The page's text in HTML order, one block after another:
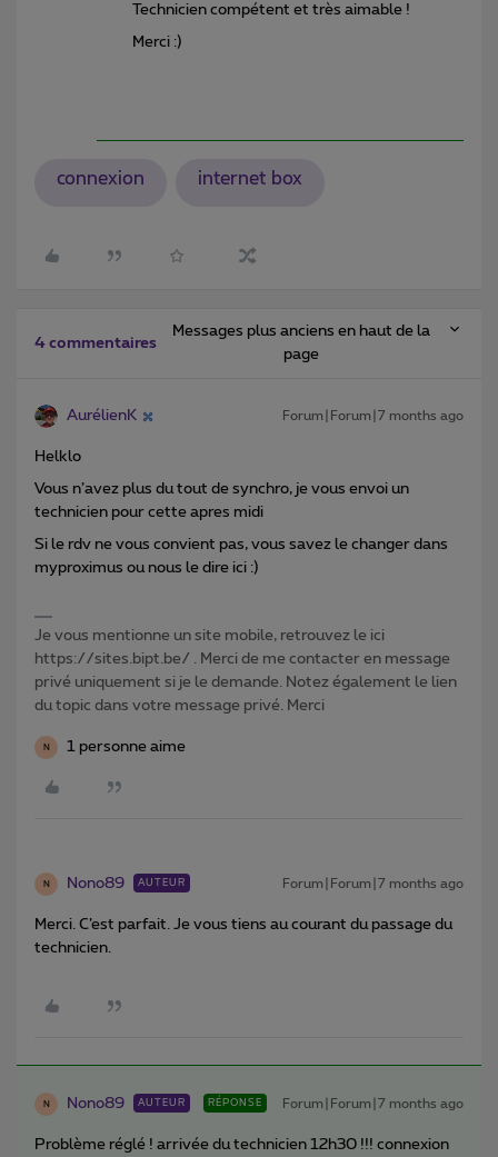
Technicien compétent et très aimable !
Merci :)
connexion internet box
4 commentaires
Messages plus anciens en haut de la
page
AurélienK Forum|Forum|7 months ago
Helklo
Vous n’avez plus du tout de synchro, je vous envoi un
technicien pour cette apres midi
Si le rdv ne vous convient pas, vous savez le changer dans
myproximus ou nous le dire ici :)
Je vous mentionne un site mobile, retrouvez le ici
https://sites.bipt.be/ . Merci de me contacter en message
privé uniquement si je le demande. Notez également le lien
du topic dans votre message privé. Merci
N 1 personne aime
N Nono89 AUTEUR Forum|Forum|7 months ago
Merci. C’est parfait. Je vous tiens au courant du passage du
technicien.
N Nono89 AUTEUR RÉPONSE Forum|Forum|7 months ago
Problème réglé ! arrivée du technicien 12h30 !!! connexion